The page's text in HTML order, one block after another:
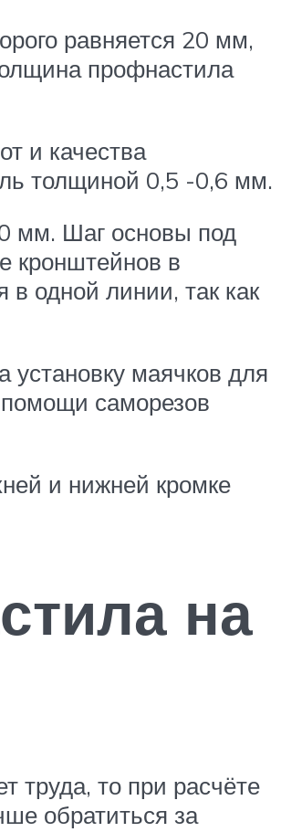
равняется 20 мм,
профнастила
и качества
толщиной 0,5 -0,6 мм.
мм. Шаг основы под
кронштейнов в
в одной линии, так как
маячков для
помощи саморезов
и нижней кромке
на
труда, то при расчёте
обратиться за